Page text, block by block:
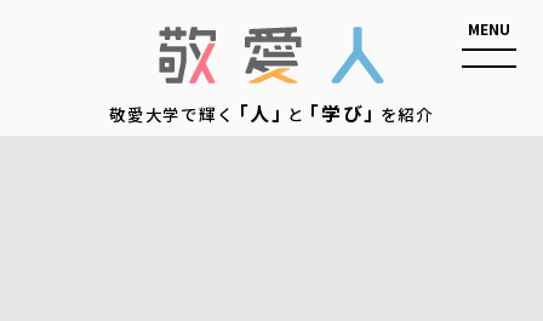
敬愛大学で輝く「人」と「学び」を紹介